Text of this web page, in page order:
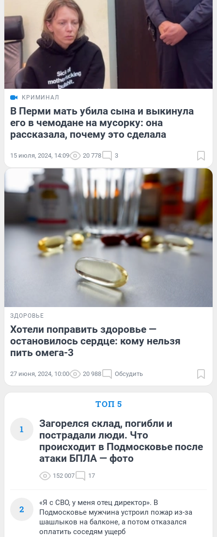
КРИМИНАЛ
В Перми мать убила сына и выкинула
его в чемодане на мусорку: она
рассказала, почему это сделала
15 июля, 2024, 14:09 20 778 3
ЗДОРОВЬЕ
Хотели поправить здоровье —
остановилось сердце: кому нельзя
пить омега-3
27 июня, 2024, 10:00 20 988 Обсудить
ТОП 5
1
Загорелся склад, погибли и
пострадали люди. Что
происходит в Подмосковье после
атаки БПЛА — фото
152 007 17
2
«Я с СВО, у меня отец директор». В
Подмосковье мужчина устроил пожар из-за
шашлыков на балконе, а потом отказался
оплатить соседям ущерб